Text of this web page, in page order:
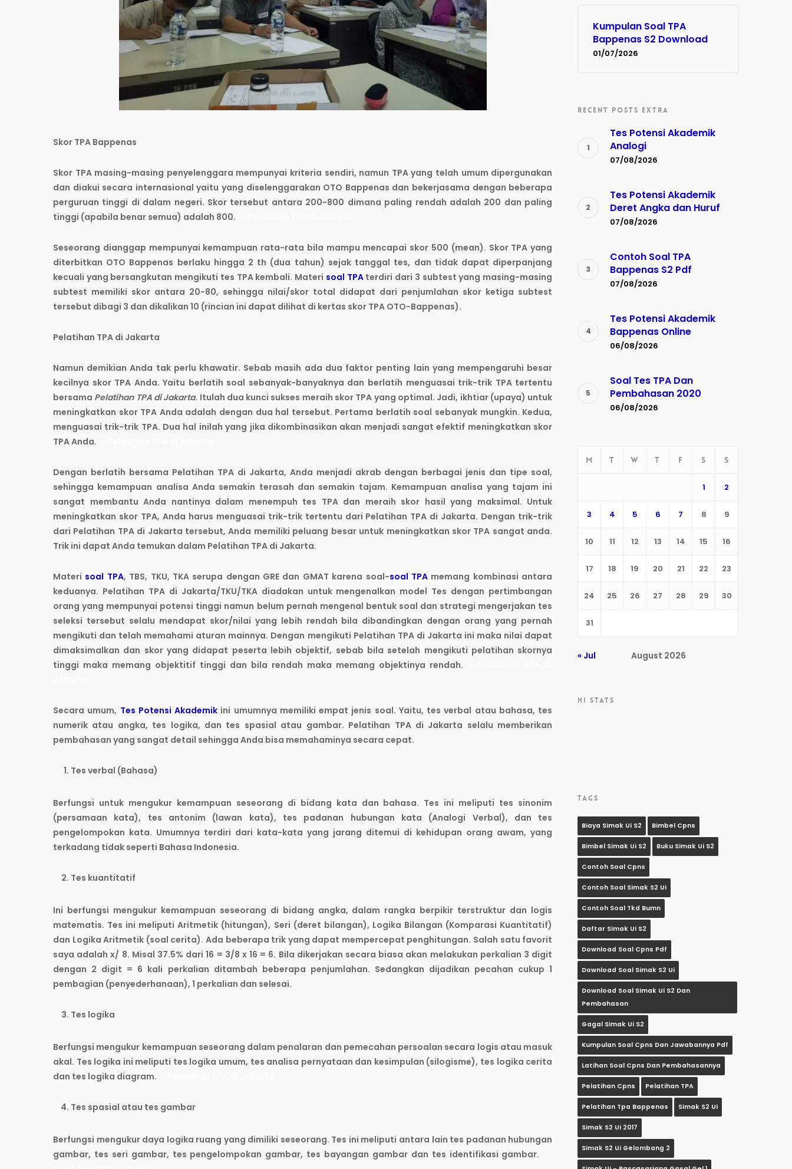
Skor TPA Bappenas
Skor TPA masing-masing penyelenggara mempunyai kriteria sendiri, namun TPA yang telah umum dipergunakan
dan diakui secara internasional yaitu yang diselenggarakan OTO Bappenas dan bekerjasama dengan beberapa
perguruan tinggi di dalam negeri. Skor tersebut antara 200-800 dimana paling rendah adalah 200 dan paling
tinggi (apabila benar semua) adalah 800.
Seseorang dianggap mempunyai kemampuan rata-rata bila mampu mencapai skor 500 (mean). Skor TPA yang
diterbitkan OTO Bappenas berlaku hingga 2 th (dua tahun) sejak tanggal tes, dan tidak dapat diperpanjang
kecuali yang bersangkutan mengikuti tes TPA kembali. Materi soal TPAterdiri dari 3 subtest yang masing-masing
subtest memiliki skor antara 20-80, sehingga nilai/skor total didapat dari penjumlahan skor ketiga subtest
tersebut dibagi 3 dan dikalikan 10 (rincian ini dapat dilihat di kertas skor TPA OTO-Bappenas).
Pelatihan TPA di Jakarta
Namun demikian Anda tak perlu khawatir. Sebab masih ada dua faktor penting lain yang mempengaruhi besar
kecilnya skor TPA Anda. Yaitu berlatih soal sebanyak-banyaknya dan berlatih menguasai trik-trik TPA tertentu
bersama Pelatihan TPA di Jakarta. Itulah dua kunci sukses meraih skor TPA yang optimal. Jadi, ikhtiar (upaya) untuk
meningkatkan skor TPA Anda adalah dengan dua hal tersebut. Pertama berlatih soal sebanyak mungkin. Kedua,
menguasai trik-trik TPA. Dua hal inilah yang jika dikombinasikan akan menjadi sangat efektif meningkatkan skor
TPA Anda.
Dengan berlatih bersama Pelatihan TPA di Jakarta, Anda menjadi akrab dengan berbagai jenis dan tipe soal,
sehingga kemampuan analisa Anda semakin terasah dan semakin tajam. Kemampuan analisa yang tajam ini
sangat membantu Anda nantinya dalam menempuh tes TPA dan meraih skor hasil yang maksimal. Untuk
meningkatkan skor TPA, Anda harus menguasai trik-trik tertentu dari Pelatihan TPA di Jakarta. Dengan trik-trik
dari Pelatihan TPA di Jakarta tersebut, Anda memiliki peluang besar untuk meningkatkan skor TPA sangat anda.
Trik ini dapat Anda temukan dalam Pelatihan TPA di Jakarta.
Materi soal TPA, TBS, TKU, TKA serupa dengan GRE dan GMAT karena soal-soal TPA memang kombinasi antara
keduanya. Pelatihan TPA di Jakarta/TKU/TKA diadakan untuk mengenalkan model Tes dengan pertimbangan
orang yang mempunyai potensi tinggi namun belum pernah mengenal bentuk soal dan strategi mengerjakan tes
seleksi tersebut selalu mendapat skor/nilai yang lebih rendah bila dibandingkan dengan orang yang pernah
mengikuti dan telah memahami aturan mainnya. Dengan mengikuti Pelatihan TPA di Jakarta ini maka nilai dapat
dimaksimalkan dan skor yang didapat peserta lebih objektif, sebab bila setelah mengikuti pelatihan skornya
tinggi maka memang objektitif tinggi dan bila rendah maka memang objektinya rendah.
Secara umum, Tes Potensi Akademik ini umumnya memiliki empat jenis soal. Yaitu, tes verbal atau bahasa, tes
numerik atau angka, tes logika, dan tes spasial atau gambar. Pelatihan TPA di Jakarta selalu memberikan
pembahasan yang sangat detail sehingga Anda bisa memahaminya secara cepat.
Tes verbal (Bahasa)
Berfungsi untuk mengukur kemampuan seseorang di bidang kata dan bahasa. Tes ini meliputi tes sinonim
(persamaan kata), tes antonim (lawan kata), tes padanan hubungan kata (Analogi Verbal), dan tes
pengelompokan kata. Umumnya terdiri dari kata-kata yang jarang ditemui di kehidupan orang awam, yang
terkadang tidak seperti Bahasa Indonesia.
Tes kuantitatif
Ini berfungsi mengukur kemampuan seseorang di bidang angka, dalam rangka berpikir terstruktur dan logis
matematis. Tes ini meliputi Aritmetik (hitungan), Seri (deret bilangan), Logika Bilangan (Komparasi Kuantitatif)
dan Logika Aritmetik (soal cerita). Ada beberapa trik yang dapat mempercepat penghitungan. Salah satu favorit
saya adalah x/ 8. Misal 37.5% dari 16 = 3/8 x 16 = 6. Bila dikerjakan secara biasa akan melakukan perkalian 3 digit
dengan 2 digit = 6 kali perkalian ditambah beberapa penjumlahan. Sedangkan dijadikan pecahan cukup 1
pembagian (penyederhanaan), 1 perkalian dan selesai.
Tes logika
Berfungsi mengukur kemampuan seseorang dalam penalaran dan pemecahan persoalan secara logis atau masuk
akal. Tes logika ini meliputi tes logika umum, tes analisa pernyataan dan kesimpulan (silogisme), tes logika cerita
dan tes logika diagram.
Tes spasial atau tes gambar
Berfungsi mengukur daya logika ruang yang dimiliki seseorang. Tes ini meliputi antara lain tes padanan hubungan
gambar, tes seri gambar, tes pengelompokan gambar, tes bayangan gambar dan tes identifikasi gambar.
Kumpulan Soal TPA
Bappenas S2 Download
01/07/2026
RECENT POSTS EXTRA
Tes Potensi Akademik
Analogi
07/08/2026
Tes Potensi Akademik
Deret Angka dan Huruf
07/08/2026
Contoh Soal TPA
Bappenas S2 Pdf
07/08/2026
Tes Potensi Akademik
Bappenas Online
06/08/2026
Soal Tes TPA Dan
Pembahasan 2020
06/08/2026
August 2026
M T W T F S S
1 2
3 4 5 6 7 8 9
10 11 12 13 14 15 16
17 18 19 20 21 22 23
24 25 26 27 28 29 30
31
« Jul
HI STATS
TAGS
Biaya Simak Ui S2 Bimbel Cpns
Bimbel Simak Ui S2 Buku Simak Ui S2
Contoh Soal Cpns
Contoh Soal Simak S2 Ui
Contoh Soal Tkd Bumn
Daftar Simak Ui S2
Download Soal Cpns Pdf
Download Soal Simak S2 Ui
Download Soal Simak Ui S2 Dan
Pembahasan
Gagal Simak Ui S2
Kumpulan Soal Cpns Dan Jawabannya Pdf
Latihan Soal Cpns Dan Pembahasannya
Pelatihan Cpns Pelatihan TPA
Pelatihan Tpa Bappenas Simak S2 Ui
Simak S2 Ui 2017
Simak S2 Ui Gelombang 2